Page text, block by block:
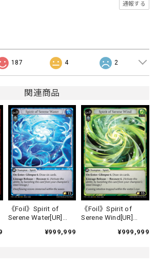
通報する
187 4 2
関連商品
《Foil》Spirit of
Serene Water[UR]
¥999,999
《Foil》Spirit of
Serene Wind[UR]
¥999,999